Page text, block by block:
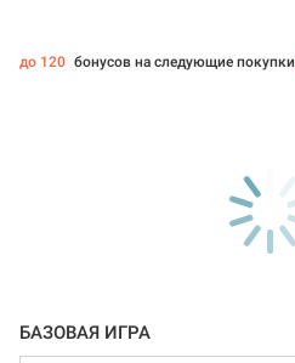
до 120 бонусов на следующие покупки
БАЗОВАЯ ИГРА